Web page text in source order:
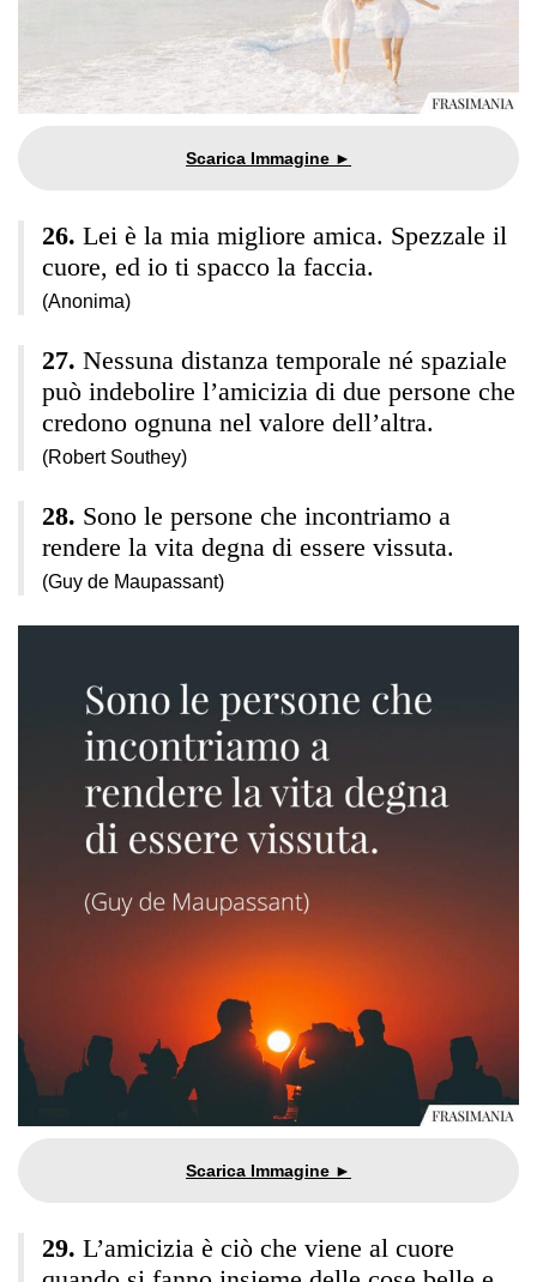
Lei è la mia migliore amica. Spezzale il
cuore, ed io ti spacco la faccia.
(Anonima)
Nessuna distanza temporale né spaziale
può indebolire l’amicizia di due persone che
credono ognuna nel valore dell’altra.
(Robert Southey)
Sono le persone che incontriamo a
rendere la vita degna di essere vissuta.
(Guy de Maupassant)
L’amicizia è ciò che viene al cuore